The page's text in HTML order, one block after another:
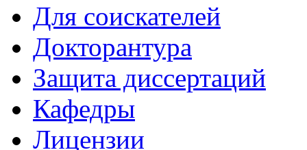
Для соискателей
Докторантура
Защита диссертаций
Кафедры
Лицензии